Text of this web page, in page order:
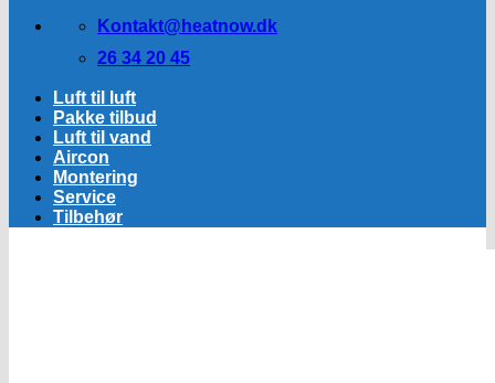
Kontakt@heatnow.dk
26 34 20 45
Luft til luft
Pakke tilbud
Luft til vand
Aircon
Montering
Service
Tilbehør